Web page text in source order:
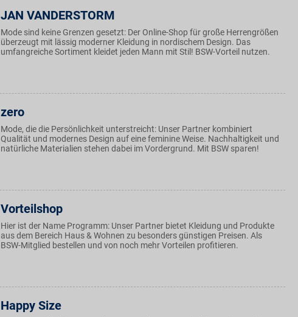
JAN VANDERSTORM
Mode sind keine Grenzen gesetzt: Der Online-Shop für große Herrengrößen
überzeugt mit lässig moderner Kleidung in nordischem Design. Das
umfangreiche Sortiment kleidet jeden Mann mit Stil! BSW-Vorteil nutzen.
zero
Mode, die die Persönlichkeit unterstreicht: Unser Partner kombiniert
Qualität und modernes Design auf eine feminine Weise. Nachhaltigkeit und
natürliche Materialien stehen dabei im Vordergrund. Mit BSW sparen!
Vorteilshop
Hier ist der Name Programm: Unser Partner bietet Kleidung und Produkte
aus dem Bereich Haus & Wohnen zu besonders günstigen Preisen. Als
BSW-Mitglied bestellen und von noch mehr Vorteilen profitieren.
Happy Size